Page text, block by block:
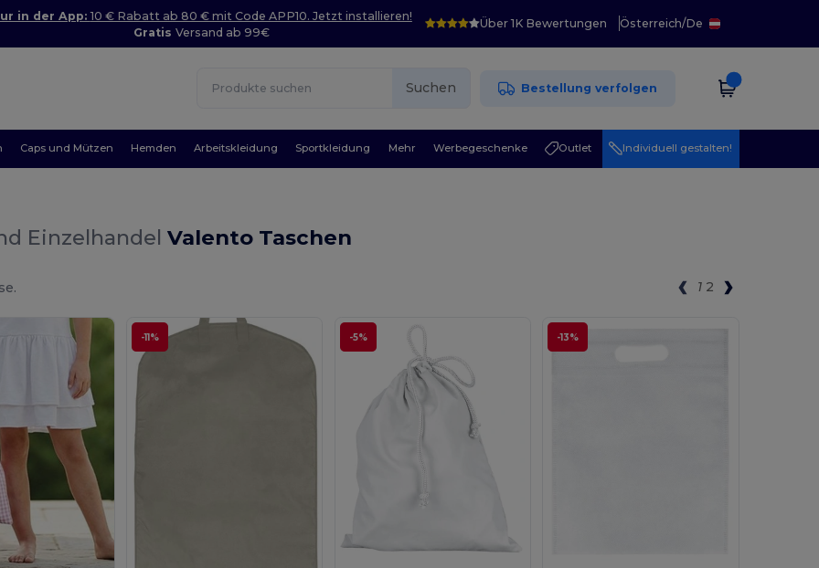
in der App: 10 € Rabatt ab 80 € mit Code APP10. Jetzt installieren!
Gratis Versand ab 99€
Über 1K Bewertungen Österreich/De
Suchen Bestellung verfolgen
Caps und Mützen Hemden Arbeitskleidung Sportkleidung Mehr Werbegeschenke Outlet Individuell gestalten!
Einzelhandel Valento Taschen
1 2
-11% -5% -13%